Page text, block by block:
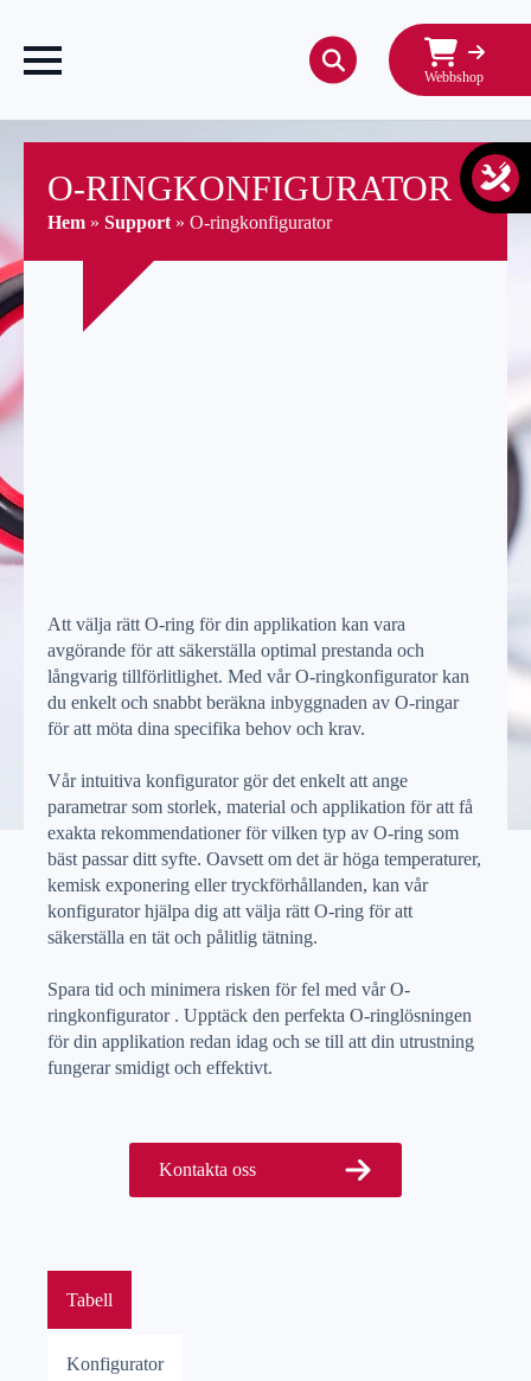
Webbshop
O-RINGKONFIGURATOR
Hem » Support » O-ringkonfigurator
Att välja rätt O-ring för din applikation kan vara
avgörande för att säkerställa optimal prestanda och
långvarig tillförlitlighet. Med vår O-ringkonfigurator kan
du enkelt och snabbt beräkna inbyggnaden av O-ringar
för att möta dina specifika behov och krav.
Vår intuitiva konfigurator gör det enkelt att ange
parametrar som storlek, material och applikation för att få
exakta rekommendationer för vilken typ av O-ring som
bäst passar ditt syfte. Oavsett om det är höga temperaturer,
kemisk exponering eller tryckförhållanden, kan vår
konfigurator hjälpa dig att välja rätt O-ring för att
säkerställa en tät och pålitlig tätning.
Spara tid och minimera risken för fel med vår O-
ringkonfigurator . Upptäck den perfekta O-ringlösningen
för din applikation redan idag och se till att din utrustning
fungerar smidigt och effektivt.
Kontakta oss
Tabell
Konfigurator